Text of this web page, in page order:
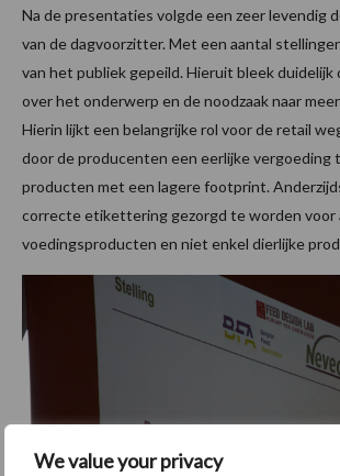
We value your privacy
Na de presentaties volgde een zeer levendig
van de dagvoorzitter. Met een aantal
van het publiek gepeild. Hieruit bleek duidelijk
over het onderwerp en de noodzaak naar
Hierin lijkt een belangrijke rol voor de retail
door de producenten een eerlijke vergoeding
producten met een lagere footprint.
correcte etikettering gezorgd te worden voor
voedingsproducten en niet enkel dierlijke